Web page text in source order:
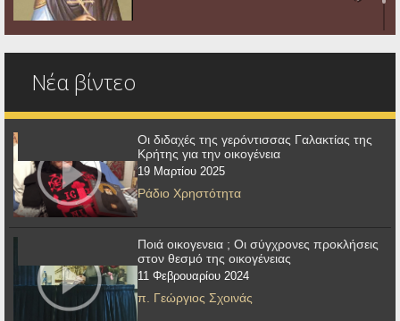
Νέα βίντεο
Οι διδαχές της γερόντισσας Γαλακτίας της
Κρήτης για την οικογένεια
19 Μαρτίου 2025
Ράδιο Χρηστότητα
Ποιά οικογενεια ; Οι σύγχρονες προκλήσεις
στον θεσμό της οικογένειας
11 Φεβρουαρίου 2024
π. Γεώργιος Σχοινάς